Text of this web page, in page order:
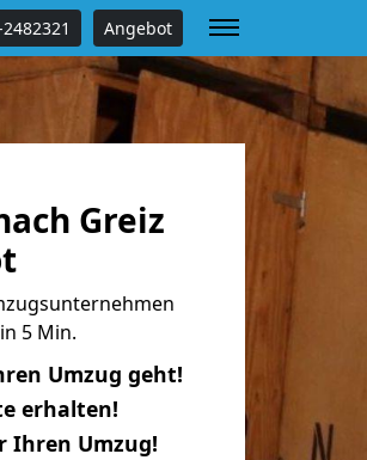
Angebot
Greiz
5 Min.
Umzug geht!
erhalten!
Ihren Umzug!